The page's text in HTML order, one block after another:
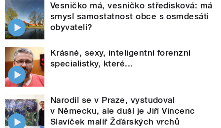
Vesničko má, vesničko středisková: má
smysl samostatnost obce s osmdesáti
obyvateli?
Krásné, sexy, inteligentní forenzní
specialistky, které...
Narodil se v Praze, vystudoval
v Německu, ale duší je Jiří Vincenc
Slavíček malíř Žďárských vrchů